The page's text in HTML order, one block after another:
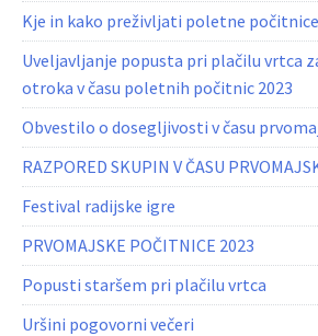
Kje in kako preživljati poletne počitnice
Uveljavljanje popusta pri plačilu vrtca
otroka v času poletnih počitnic 2023
Obvestilo o dosegljivosti v času
RAZPORED SKUPIN V ČASU
Festival radijske igre
PRVOMAJSKE POČITNICE 2023
Popusti staršem pri plačilu vrtca
Uršini pogovorni večeri